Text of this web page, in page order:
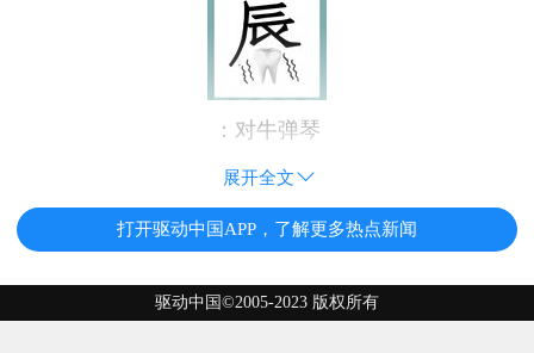
：对牛弹琴
展开全文
打开驱动中国APP，了解更多热点新闻
驱动中国©2005-2023 版权所有